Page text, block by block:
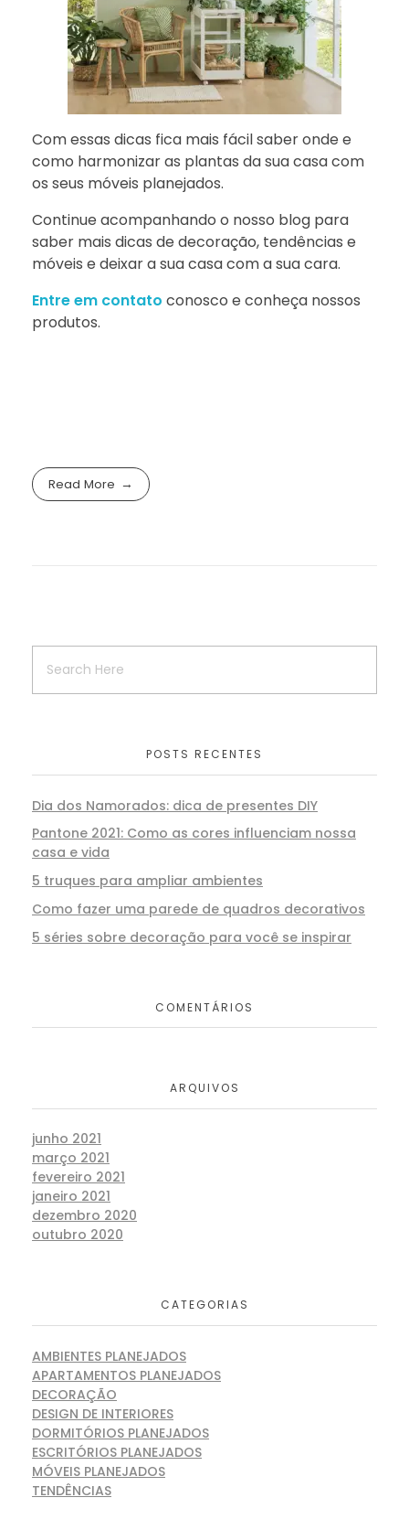
Com essas dicas fica mais fácil saber onde e
como harmonizar as plantas da sua casa com
os seus móveis planejados.
Continue acompanhando o nosso blog para
saber mais dicas de decoração, tendências e
móveis e deixar a sua casa com a sua cara.
Entre em contato conosco e conheça nossos
produtos.
Read More
POSTS RECENTES
Dia dos Namorados: dica de presentes DIY
Pantone 2021: Como as cores influenciam nossa
casa e vida
5 truques para ampliar ambientes
Como fazer uma parede de quadros decorativos
5 séries sobre decoração para você se inspirar
COMENTÁRIOS
ARQUIVOS
junho 2021
março 2021
fevereiro 2021
janeiro 2021
dezembro 2020
outubro 2020
CATEGORIAS
AMBIENTES PLANEJADOS
APARTAMENTOS PLANEJADOS
DECORAÇÃO
DESIGN DE INTERIORES
DORMITÓRIOS PLANEJADOS
ESCRITÓRIOS PLANEJADOS
MÓVEIS PLANEJADOS
TENDÊNCIAS